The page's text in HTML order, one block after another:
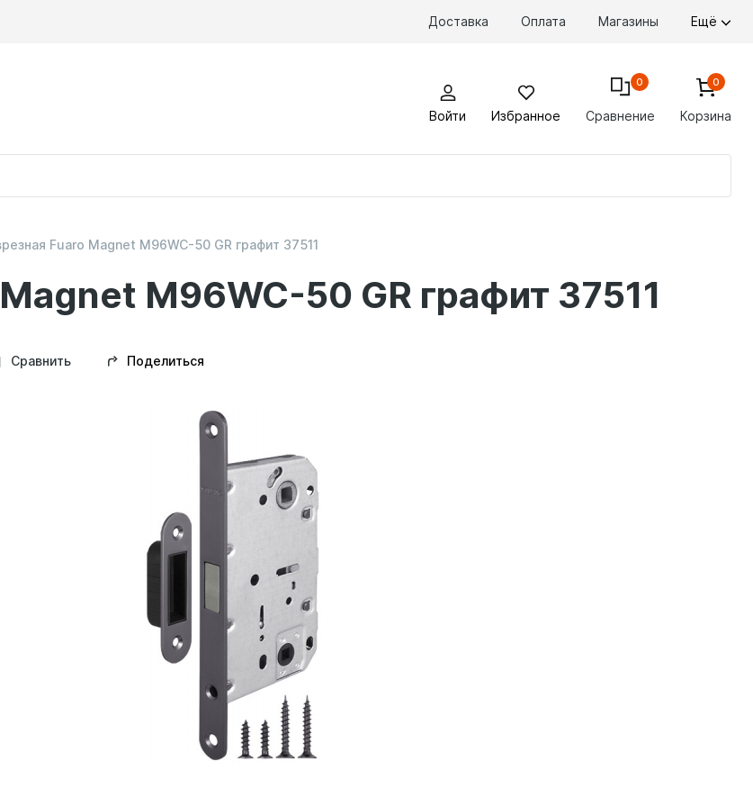
Доставка Оплата Магазины Ещё
Войти Избранное Сравнение
0
Корзина
0
M96WC-50 GR графит 37511
Fuaro Magnet M96WC-50 GR графит 37511
Сравнить Поделиться